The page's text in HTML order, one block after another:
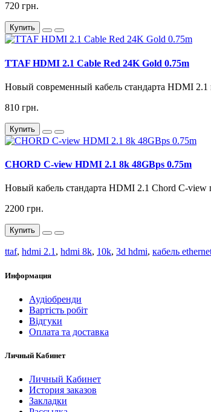
720 грн.
Купить
TTAF HDMI 2.1 Cable Red 24K Gold 0.75m
Новый современный кабель стандарта HDMI
810 грн.
Купить
CHORD C-view HDMI 2.1 8k 48GBps 0.75m
Новый кабель стандарта HDMI 2.1 Chord C-
2200 грн.
Купить
ttaf, hdmi 2.1, hdmi 8k, 10k, 3d hdmi, кабель
Информация
Аудіобренди
Вартість робіт
Відгуки
Оплата та доставка
Личный Кабинет
Личный Кабинет
История заказов
Закладки